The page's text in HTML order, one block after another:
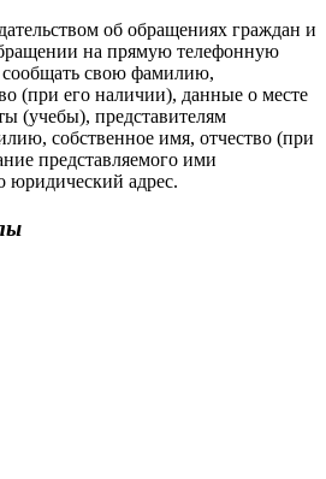
об обращениях граждан и
на прямую телефонную
свою фамилию,
(при его наличии), данные о месте
(учебы), представителям
собственное имя, отчество (при
представляемого ими
юридический адрес.